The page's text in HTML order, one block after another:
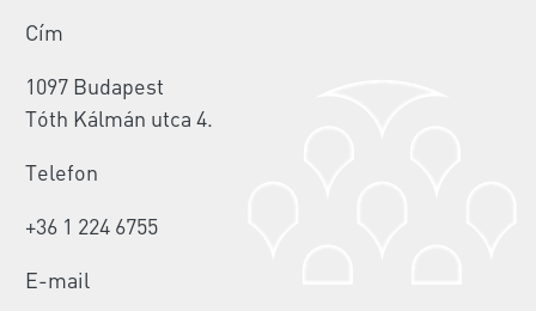
Cím
1097 Budapest
Tóth Kálmán utca 4.
Telefon
+36 1 224 6755
E-mail